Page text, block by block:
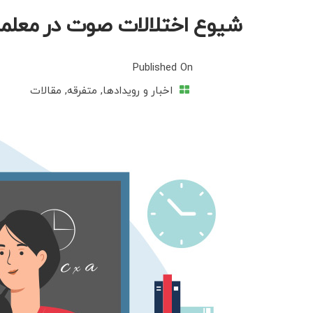
شیوع اختلالات صوت در
Published On
اخبار و رویدادها, متفرقه, مقالات